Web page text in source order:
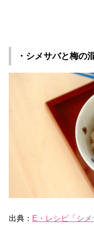
・シメサバと梅の
出典： E・レシピ「シメ